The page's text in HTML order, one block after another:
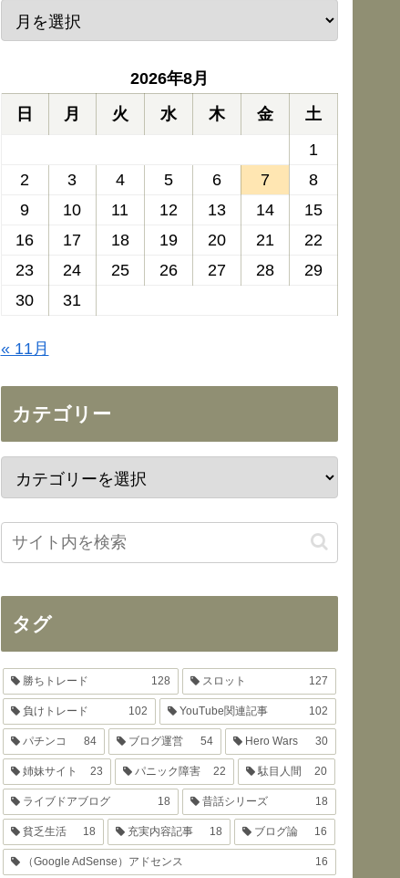
2026年8月
日
月 火 水 木 金
土
1
2
3 4 5 6 7
8
9
10 11 12 13 14
15
16
17 18 19 20 21
22
23
24 25 26 27 28
29
30
31
« 11月
カテゴリー
タグ
勝ちトレード 128 スロット 127
負けトレード 102 YouTube関連記事 102
パチンコ 84 ブログ運営 54 Hero Wars 30
姉妹サイト 23 パニック障害 22 駄目人間 20
ライブドアブログ 18 昔話シリーズ 18
貧乏生活 18 充実内容記事 18 ブログ論 16
（Google AdSense）アドセンス 16